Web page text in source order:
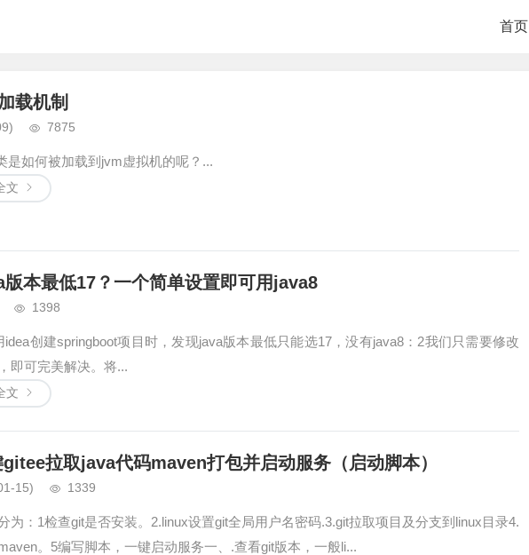
首页
载机制
7875
是如何被加载到jvm虚拟机的呢？...
文
本最低17？一个简单设置即可用java8
1398
idea创建springboot项目时，发现java版本最低只能选17，没有java8：2我们只需要修改
即可完美解决。将...
文
拉取java代码maven打包并启动服务（启动脚本）
15) 1339
为：1检查git是否安装。2.linux设置git全局用户名密码.3.git拉取项目及分支到linux目录4.
。5编写脚本，一键启动服务一、.查看git版本，一般li...